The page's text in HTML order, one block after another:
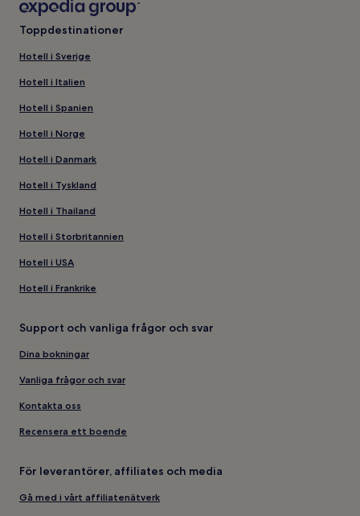
Toppdestinationer
Hotell i Sverige
Hotell i Italien
Hotell i Spanien
Hotell i Norge
Hotell i Danmark
Hotell i Tyskland
Hotell i Thailand
Hotell i Storbritannien
Hotell i USA
Hotell i Frankrike
Support och vanliga frågor och svar
Dina bokningar
Vanliga frågor och svar
Kontakta oss
Recensera ett boende
För leverantörer, affiliates och media
Gå med i vårt affiliatenätverk